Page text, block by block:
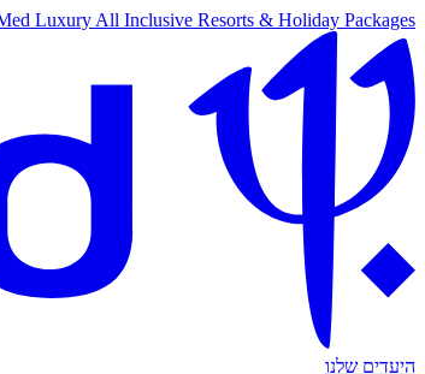
Luxury All Inclusive Resorts & Holiday Packages
היעדים שלנו